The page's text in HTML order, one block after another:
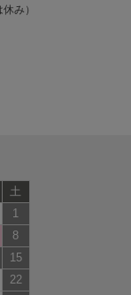
み）
土
1
8
15
22